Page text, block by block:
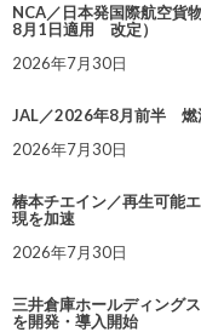
NCA／日本発国際航空貨
8月1日適用 改定）
2026年7月30日
JAL／2026年8月前半 燃
2026年7月30日
椿本チエイン／再生可能
現を加速
2026年7月30日
三井倉庫ホールディング
を開発・導入開始